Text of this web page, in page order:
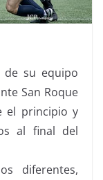
de su equipo
San Roque
el principio y
al final del
diferentes,